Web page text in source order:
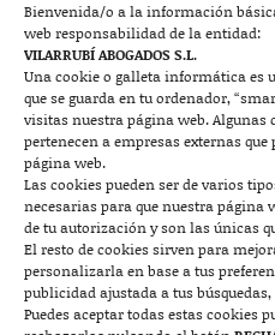
Bienvenida/o a la información
web responsabilidad de la entidad:
VILARRUBÍ ABOGADOS S.L.
Una cookie o galleta informática es
que se guarda en tu ordenador,
visitas nuestra página web. Algunas
pertenecen a empresas externas
página web.
Las cookies pueden ser de varios
necesarias para que nuestra página
de tu autorización y son las únicas
El resto de cookies sirven para
personalizarla en base a tus
publicidad ajustada a tus
Puedes aceptar todas estas cookies
Josep Pla, n°6,
722 131 870